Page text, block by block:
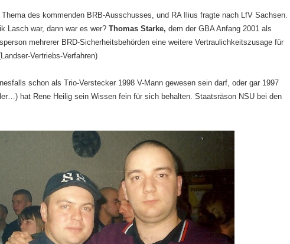
des kommenden BRB-Ausschusses, und RA Ilius fragte nach LfV Sachsen.
Lasch war, dann war es wer? Thomas Starke, dem der GBA Anfang 2001 als
mehrerer BRD-Sicherheitsbehörden eine weitere Vertraulichkeitszusage für
Vertriebs-Verfahren)
schon als Trio-Verstecker 1998 V-Mann gewesen sein darf, oder gar 1997
hat Rene Heilig sein Wissen fein für sich behalten. Staatsräson NSU bei den